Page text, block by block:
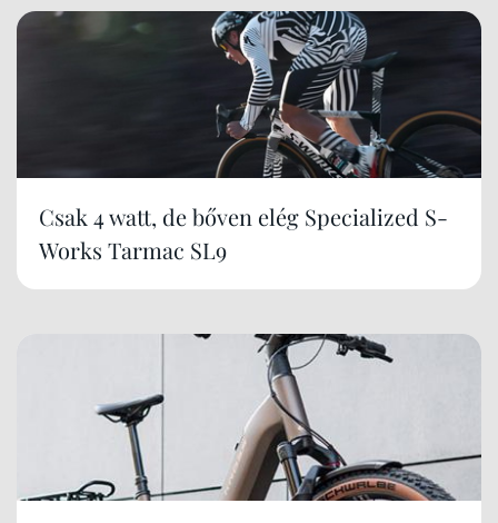
Csak 4 watt, de bőven elég Specialized S-
Works Tarmac SL9